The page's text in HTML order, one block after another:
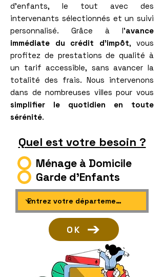
d’enfants, le tout avec des
intervenants sélectionnés et un suivi
personnalisé. Grâce à l’avance
immédiate du crédit d’impôt, vous
profitez de prestations de qualité à
un tarif accessible, sans avancer la
totalité des frais. Nous intervenons
dans de nombreuses villes pour vous
simplifier le quotidien en toute
sérénité.
Quel est votre besoin ?
Ménage à Domicile
Garde d'Enfants
OK